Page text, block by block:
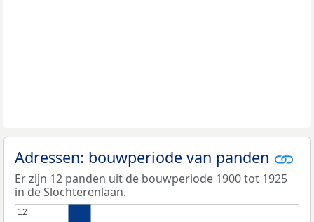
Adressen: bouwperiode van panden
Er zijn 12 panden uit de bouwperiode 1900 tot 1925
in de Slochterenlaan.
12
12